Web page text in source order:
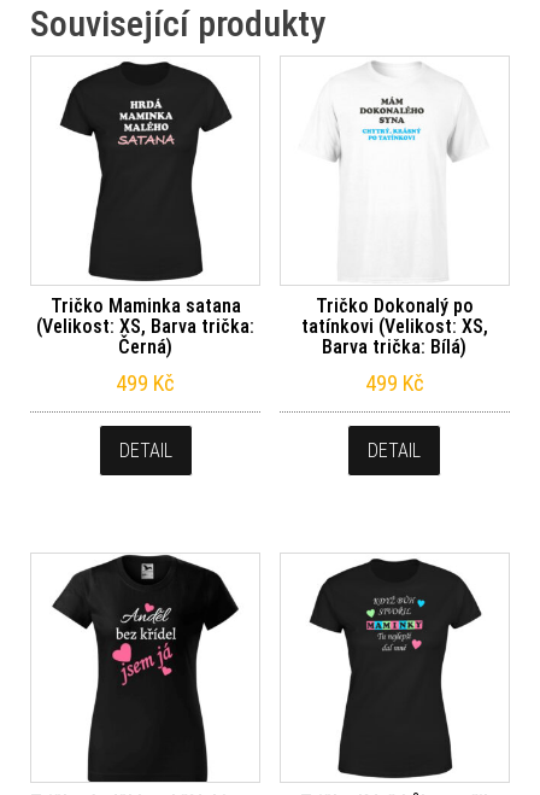
Související produkty
Tričko Maminka satana
(Velikost: XS, Barva trička:
Černá)
499 Kč
DETAIL
Tričko Dokonalý po
tatínkovi (Velikost: XS,
Barva trička: Bílá)
499 Kč
DETAIL